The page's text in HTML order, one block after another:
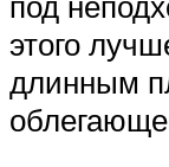
этого
длинным